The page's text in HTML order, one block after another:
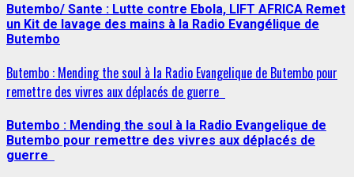
Butembo/ Sante : Lutte contre Ebola, LIFT AFRICA Remet
un Kit de lavage des mains à la Radio Evangélique de
Butembo
Butembo : Mending the soul à la Radio Evangelique de Butembo pour
remettre des vivres aux déplacés de guerre
Butembo : Mending the soul à la Radio Evangelique de
Butembo pour remettre des vivres aux déplacés de
guerre